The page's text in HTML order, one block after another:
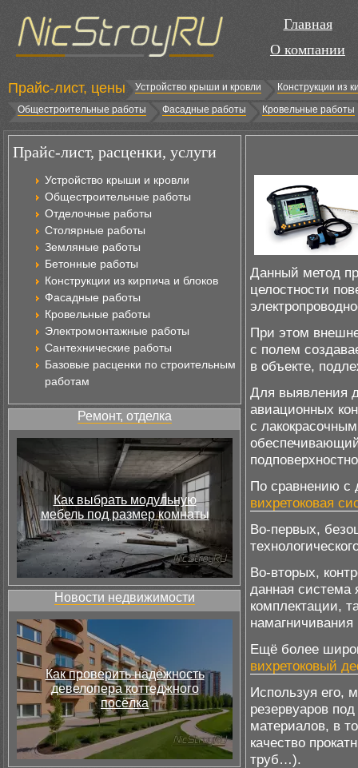
Главная
О компании
Прайс-лист, цены Устройство крыши и кровли
Конструкции из
Общестроительные работы
Фасадные работы Кровельные работы
Прайс-лист, расценки, услуги
Устройство крыши и кровли
Общестроительные работы
Отделочные работы
Столярные работы
Земляные работы
Бетонные работы
Конструкции из кирпича и блоков
Фасадные работы
Кровельные работы
Электромонтажные работы
Сантехнические работы
Базовые расценки по строительным
работам
Ремонт, отделка
Как выбрать модульную
мебель под размер комнаты
Новости недвижимости
Как проверить надёжность
девелопера коттеджного
посёлка
Данный метод
целостности
При этом
с полем
в объекте,
Для выявления
авиационных
с
По сравнению с
вихретоковая
Во-первых,
Во-вторых,
данная
комплектации,
Ещё более
вихретоковый
Используя его,
резервуаров
материалов, в
качество
труб…).